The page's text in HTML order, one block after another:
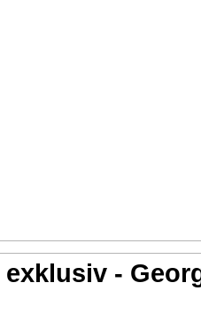
exklusiv -